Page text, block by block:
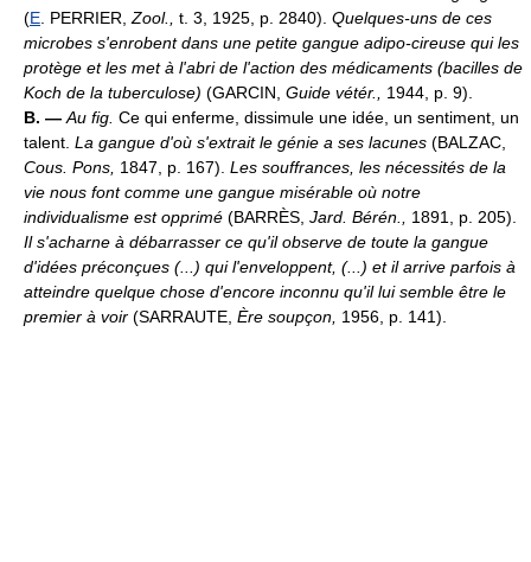
(E . PERRIER, Zool., t. 3, 1925, p. 2840). Quelques-uns de ces
microbes s'enrobent dans une petite gangue adipo-cireuse qui les
protège et les met à l'abri de l'action des médicaments (bacilles de
Koch de la tuberculose) (GARCIN, Guide vétér., 1944, p. 9).
B. — Au fig. Ce qui enferme, dissimule une idée, un sentiment, un
talent. La gangue d'où s'extrait le génie a ses lacunes (BALZAC,
Cous. Pons, 1847, p. 167). Les souffrances, les nécessités de la
vie nous font comme une gangue misérable où notre
individualisme est opprimé (BARRÈS, Jard. Bérén., 1891, p. 205).
Il s'acharne à débarrasser ce qu'il observe de toute la gangue
d'idées préconçues (...) qui l'enveloppent, (...) et il arrive parfois à
atteindre quelque chose d'encore inconnu qu'il lui semble être le
premier à voir (SARRAUTE, Ère soupçon, 1956, p. 141).